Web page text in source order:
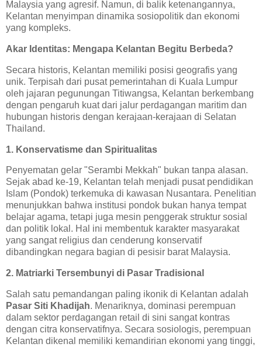
Malaysia yang agresif. Namun, di balik ketenangannya,
Kelantan menyimpan dinamika sosiopolitik dan ekonomi
yang kompleks.
Akar Identitas: Mengapa Kelantan Begitu Berbeda?
Secara historis, Kelantan memiliki posisi geografis yang
unik. Terpisah dari pusat pemerintahan di Kuala Lumpur
oleh jajaran pegunungan Titiwangsa, Kelantan berkembang
dengan pengaruh kuat dari jalur perdagangan maritim dan
hubungan historis dengan kerajaan-kerajaan di Selatan
Thailand.
1. Konservatisme dan Spiritualitas
Penyematan gelar "Serambi Mekkah" bukan tanpa alasan.
Sejak abad ke-19, Kelantan telah menjadi pusat pendidikan
Islam (Pondok) terkemuka di kawasan Nusantara. Penelitian
menunjukkan bahwa institusi pondok bukan hanya tempat
belajar agama, tetapi juga mesin penggerak struktur sosial
dan politik lokal. Hal ini membentuk karakter masyarakat
yang sangat religius dan cenderung konservatif
dibandingkan negara bagian di pesisir barat Malaysia.
2. Matriarki Tersembunyi di Pasar Tradisional
Salah satu pemandangan paling ikonik di Kelantan adalah
Pasar Siti Khadijah. Menariknya, dominasi perempuan
dalam sektor perdagangan retail di sini sangat kontras
dengan citra konservatifnya. Secara sosiologis, perempuan
Kelantan dikenal memiliki kemandirian ekonomi yang tinggi,